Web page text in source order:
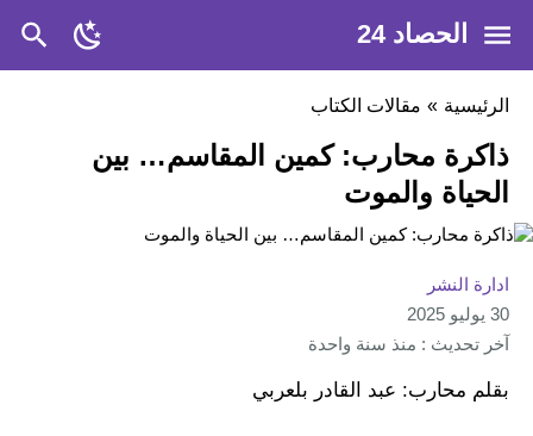
الحصاد 24
الرئيسية » مقالات الكتاب
ذاكرة محارب: كمين المقاسم… بين
الحياة والموت
ادارة النشر
30 يوليو 2025
آخر تحديث : منذ سنة واحدة
بقلم محارب: عبد القادر بلعربي